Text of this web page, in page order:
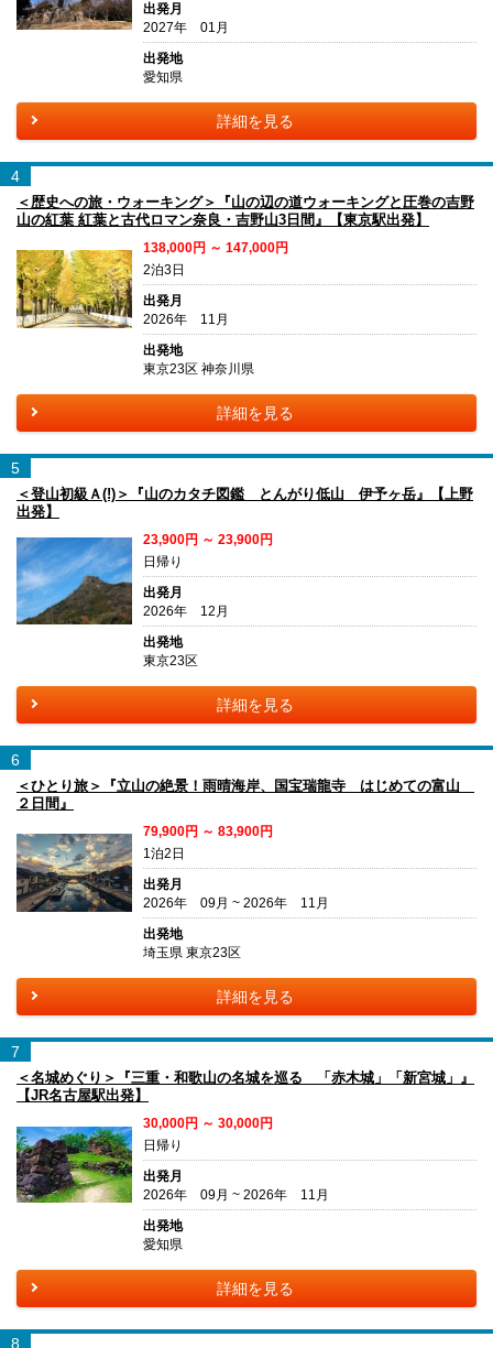
出発月
2027年 01月
出発地
愛知県
詳細を見る
4
＜歴史への旅・ウォーキング＞『山の辺の道ウォーキングと圧巻の吉野
山の紅葉 紅葉と古代ロマン奈良・吉野山3日間』【東京駅出発】
138,000円 ～ 147,000円
2泊3日
出発月
2026年 11月
出発地
東京23区 神奈川県
詳細を見る
5
＜登山初級Ａ(!)＞『山のカタチ図鑑 とんがり低山 伊予ヶ岳』【上野
出発】
23,900円 ～ 23,900円
日帰り
出発月
2026年 12月
出発地
東京23区
詳細を見る
6
＜ひとり旅＞『立山の絶景！雨晴海岸、国宝瑞龍寺 はじめての富山
２日間』
79,900円 ～ 83,900円
1泊2日
出発月
2026年 09月 ~ 2026年 11月
出発地
埼玉県 東京23区
詳細を見る
7
＜名城めぐり＞『三重・和歌山の名城を巡る 「赤木城」「新宮城」』
【JR名古屋駅出発】
30,000円 ～ 30,000円
日帰り
出発月
2026年 09月 ~ 2026年 11月
出発地
愛知県
詳細を見る
8